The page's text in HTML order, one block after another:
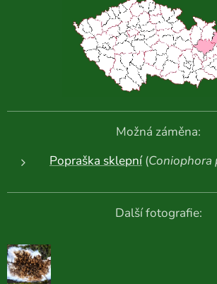
Možná záměna:
Popraška sklepní(Coniophora
Další fotografie: